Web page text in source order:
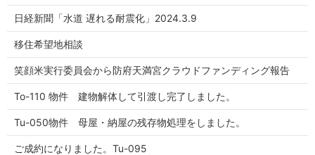
日経新聞「水道 遅れる耐震化」2024.3.9
移住希望地相談
笑顔米実行委員会から防府天満宮クラウドファンディング報告
To-110 物件 建物解体して引渡し完了しました。
Tu-050物件 母屋・納屋の残存物処理をしました。
ご成約になりました。Tu-095